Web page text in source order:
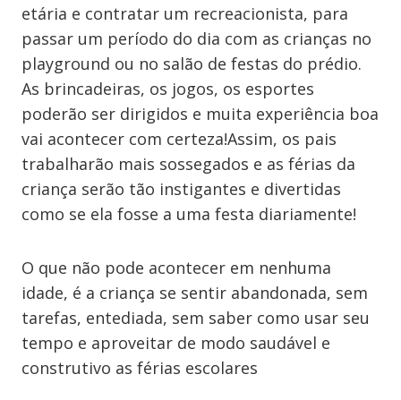
etária e contratar um recreacionista, para
passar um período do dia com as crianças no
playground ou no salão de festas do prédio.
As brincadeiras, os jogos, os esportes
poderão ser dirigidos e muita experiência boa
vai acontecer com certeza!Assim, os pais
trabalharão mais sossegados e as férias da
criança serão tão instigantes e divertidas
como se ela fosse a uma festa diariamente!
O que não pode acontecer em nenhuma
idade, é a criança se sentir abandonada, sem
tarefas, entediada, sem saber como usar seu
tempo e aproveitar de modo saudável e
construtivo as férias escolares